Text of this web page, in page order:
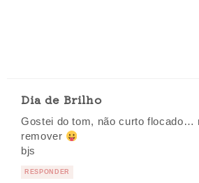
Dia de Brilho
Gostei do tom, não curto flocado…
remover
bjs
RESPONDER